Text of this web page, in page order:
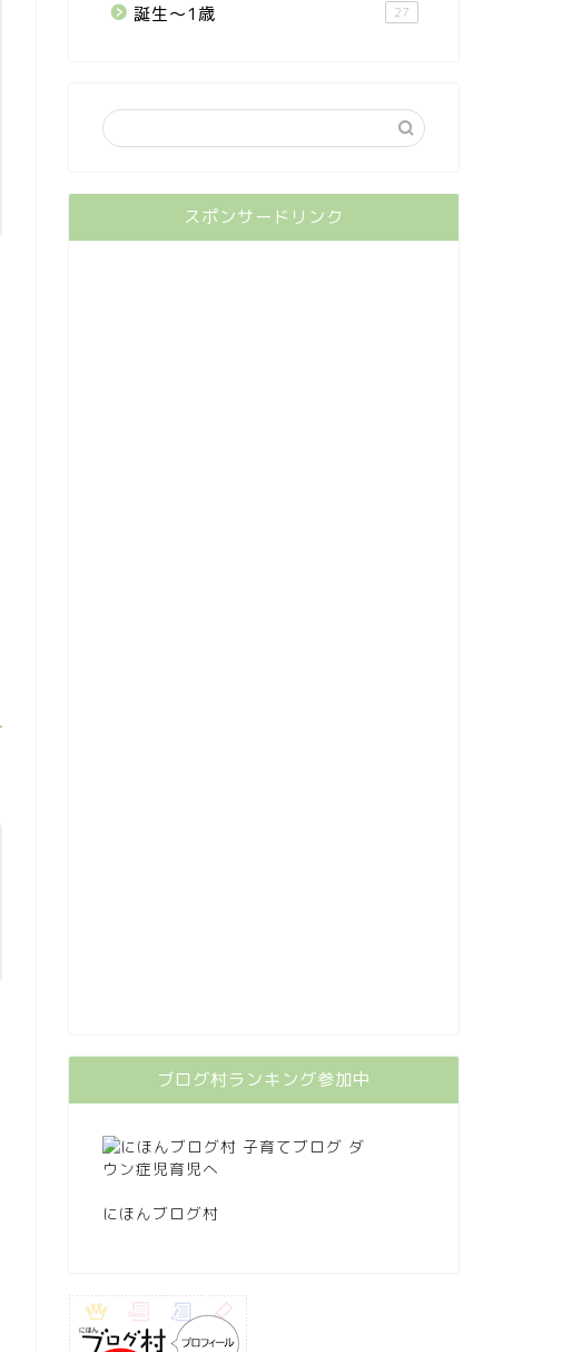
誕生〜1歳 27
スポンサードリンク
ブログ村ランキング参加中
にほんブログ村